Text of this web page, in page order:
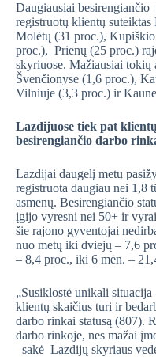
Daugiausiai besirengiančio
registruotų klientų
Molėtų (31 proc.),
proc.), Prienų (25 proc.)
skyriuose. Mažiausiai tokių
Švenčionyse (1,6 proc.),
Vilniuje (3,3 proc.) ir
Lazdijuose tiek pat
besirengiančio darbo
Lazdijai daugelį metų
registruota daugiau nei 1,8
asmenų. Besirengiančio
įgijo vyresni nei 50+ ir
šie rajono gyventojai
nuo metų iki dviejų – 7,6
– 8,4 proc., iki 6 mėn. –
„Susiklostė unikali
klientų skaičius turi ir
darbo rinkai statusą (807).
darbo rinkoje, nes mažai
sakė Lazdijų skyriaus